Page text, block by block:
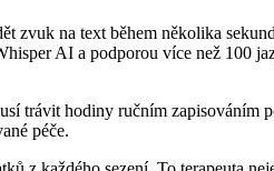
zvuk na text během několika
AI a podporou více než 100
trávit hodiny ručním
péče.